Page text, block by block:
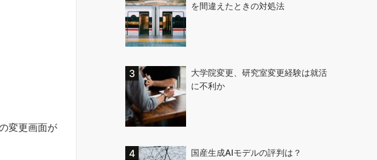
変更画面が
を間違えたときの対処法
大学院変更、研究室変更経験は就活
に不利か
国産生成AIモデルの評判は？